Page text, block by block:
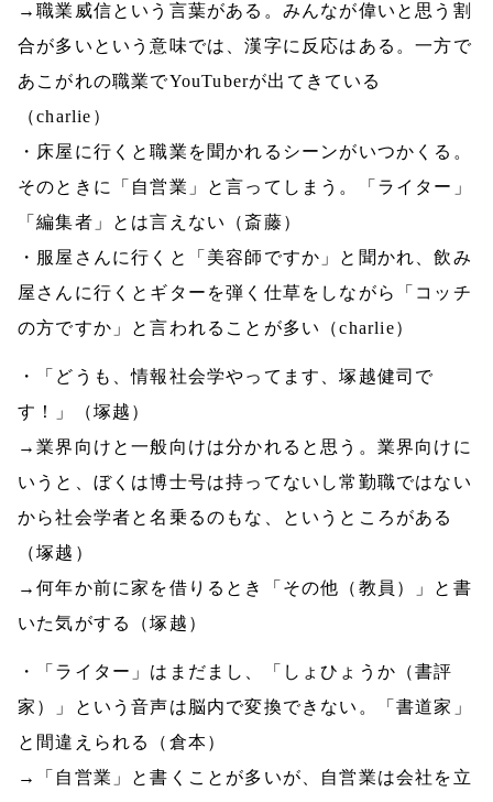
→職業威信という言葉がある。みんなが偉いと思う割
合が多いという意味では、漢字に反応はある。一方で
あこがれの職業でYouTuberが出てきている
（charlie ）
・床屋に行くと職業を聞かれるシーンがいつかくる。
そのときに「自営業」と言ってしまう。「ライター」
「編集者」とは言えない（斎藤）
・服屋さんに行くと「美容師ですか」と聞かれ、飲み
屋さんに行くとギターを弾く仕草をしながら「コッチ
の方ですか」と言われることが多い（charlie）
・「どうも、情報社会学やってます、塚越健司で
す！」（塚越）
→業界向けと一般向けは分かれると思う。業界向けに
いうと、ぼくは博士号は持ってないし常勤職ではない
から社会学者と名乗るのもな、というところがある
（塚越）
→何年か前に家を借りるとき「その他（教員）」と書
いた気がする（塚越）
・「ライター」はまだまし、「しょひょうか（書評
家）」という音声は脳内で変換できない。「書道家」
と間違えられる（倉本）
→「自営業」と書くことが多いが、自営業は会社を立